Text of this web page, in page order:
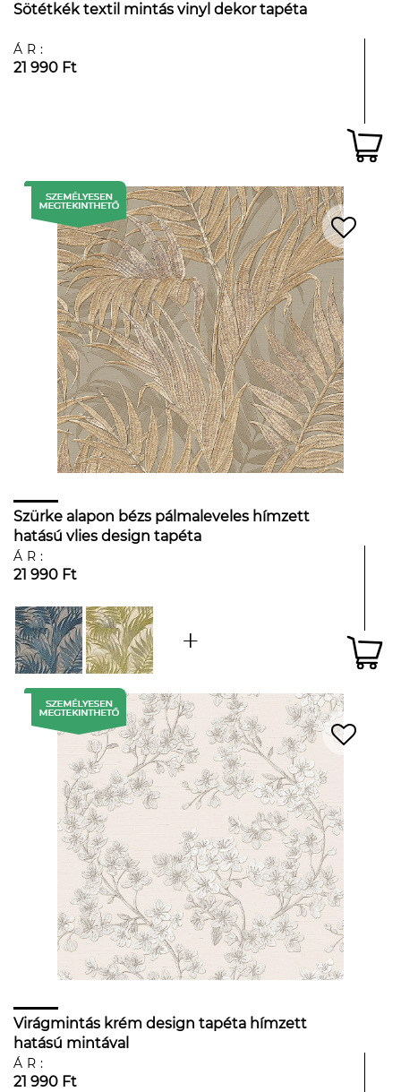
Sötétkék textil mintás vinyl dekor tapéta
ÁR:
21 990 Ft
Szürke alapon bézs pálmaleveles hímzett
hatású vlies design tapéta
ÁR:
21 990 Ft
Virágmintás krém design tapéta hímzett
hatású mintával
ÁR:
21 990 Ft